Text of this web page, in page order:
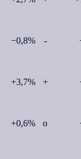
−0,8% -
+3,7% +
+0,6% o